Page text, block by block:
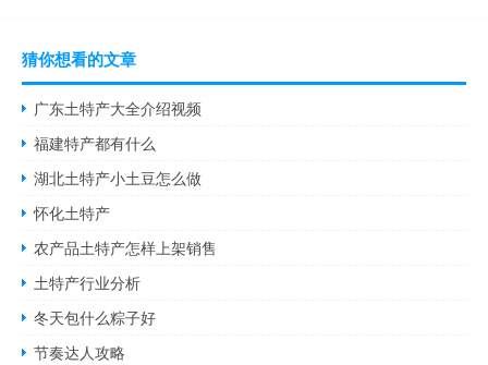
猜你想看的文章
广东土特产大全介绍视频
福建特产都有什么
湖北土特产小土豆怎么做
怀化土特产
农产品土特产怎样上架销售
土特产行业分析
冬天包什么粽子好
节奏达人攻略